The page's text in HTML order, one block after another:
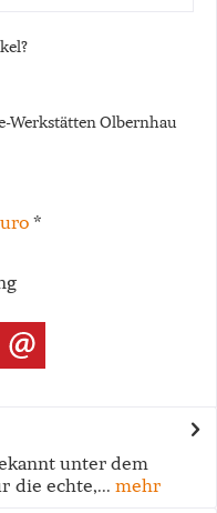
Werkstätten Olbernhau
*
unter dem
die echte,... mehr